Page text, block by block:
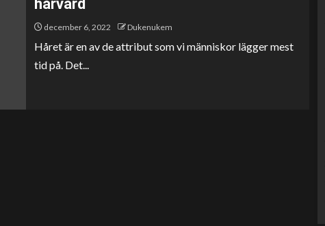
hårvård
december 6, 2022 Dukenukem
Håret är en av de attribut som vi människor lägger mest
tid på. Det...